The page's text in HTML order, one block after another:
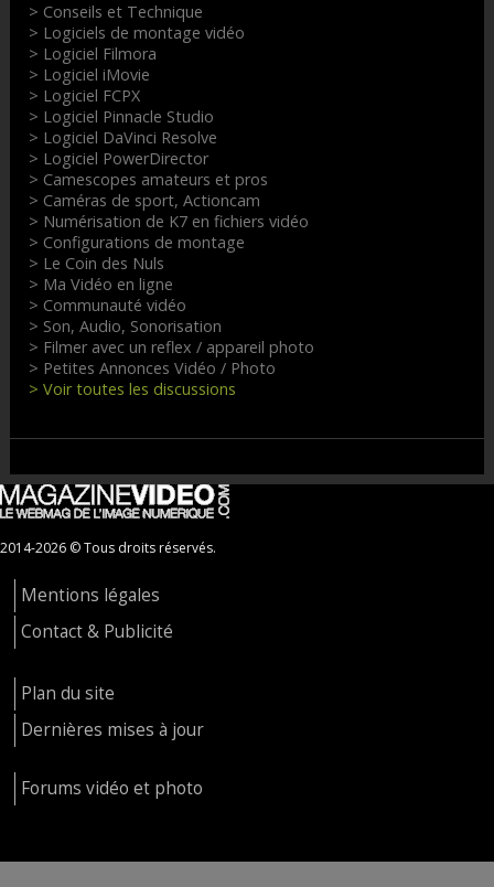
> Conseils et Technique
> Logiciels de montage vidéo
> Logiciel Filmora
> Logiciel iMovie
> Logiciel FCPX
> Logiciel Pinnacle Studio
> Logiciel DaVinci Resolve
> Logiciel PowerDirector
> Camescopes amateurs et pros
> Caméras de sport, Actioncam
> Numérisation de K7 en fichiers vidéo
> Configurations de montage
> Le Coin des Nuls
> Ma Vidéo en ligne
> Communauté vidéo
> Son, Audio, Sonorisation
> Filmer avec un reflex / appareil photo
> Petites Annonces Vidéo / Photo
> Voir toutes les discussions
2014-2026 © Tous droits réservés.
Mentions légales
Contact & Publicité
Plan du site
Dernières mises à jour
Forums vidéo et photo